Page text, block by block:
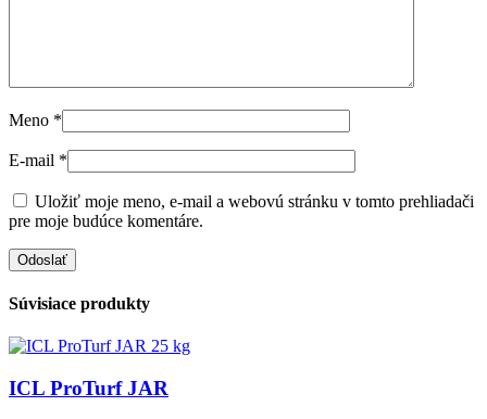
Meno *
E-mail *
Uložiť moje meno, e-mail a webovú stránku v tomto prehliadači
pre moje budúce komentáre.
Súvisiace produkty
ICL ProTurf JAR